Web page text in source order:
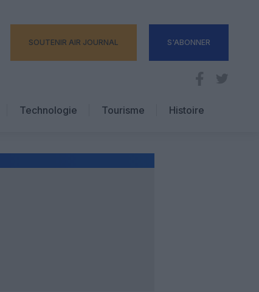
SOUTENIR AIR JOURNAL S'ABONNER
Technologie
Tourisme
Hôtellerie
Histoire